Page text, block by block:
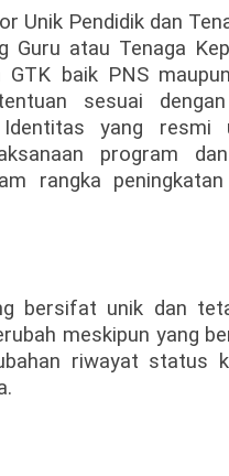
Unik Pendidik dan
atau Tenaga
baik PNS
sesuai
yang resmi
program
rangka
bersifat unik dan
meskipun yang
riwayat status